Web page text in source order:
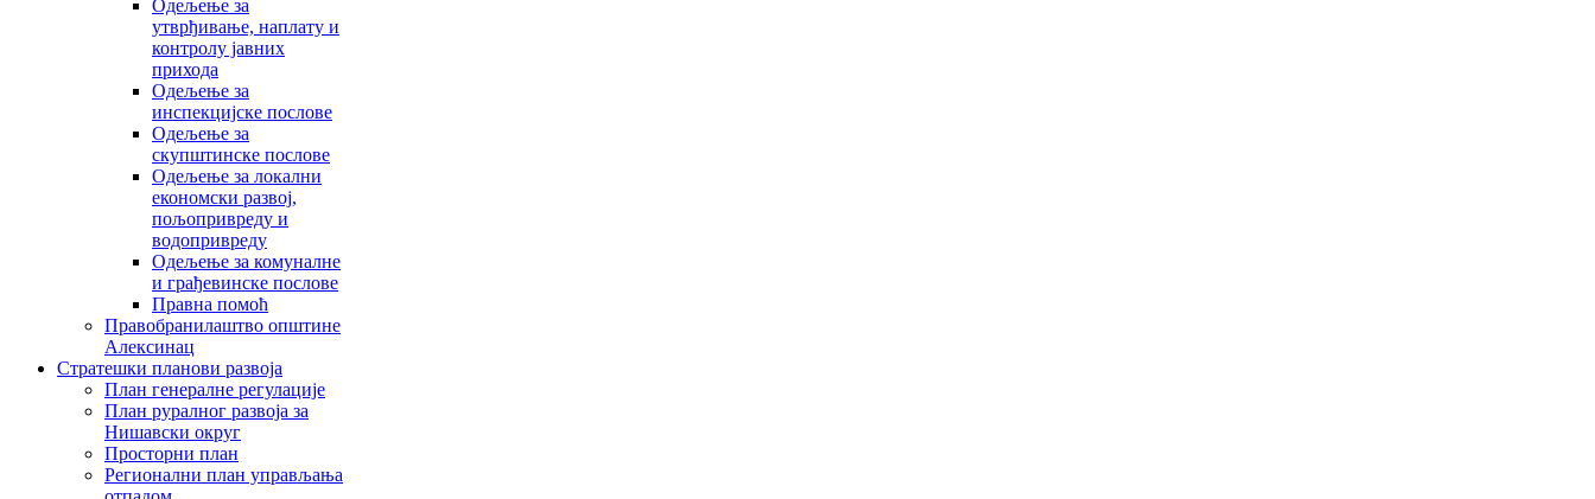
Одељење за
утврђивање, наплату и
контролу јавних
прихода
Одељење за
инспекцијске послове
Одељење за
скупштинске послове
Одељење за локални
економски развој,
пољопривреду и
водопривреду
Одељење за комуналне
и грађевинске послове
Правна помоћ
Правобранилаштво општине
Алексинац
Стратешки планови развоја
План генералне регулације
План руралног развоја за
Нишавски округ
Просторни план
Регионални план управљања